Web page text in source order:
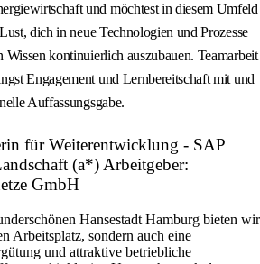
und möchtest in diesem Umfeld
dich in neue Technologien und Prozesse
Wissen kontinuierlich auszubauen. Teamarbeit
Engagement und Lernbereitschaft mit und
Auffassungsgabe.
für Weiterentwicklung - SAP
(a*) Arbeitgeber:
GmbH
Hansestadt Hamburg bieten wir
Arbeitsplatz, sondern auch eine
und attraktive betriebliche